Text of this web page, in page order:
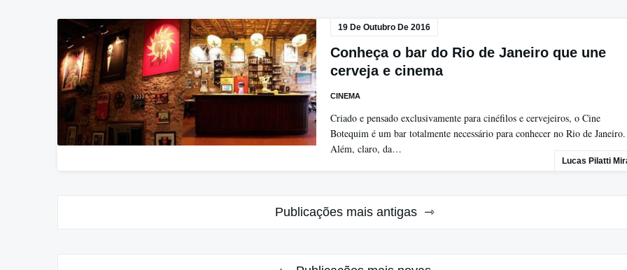
19 De Outubro De 2016
Conheça o bar do Rio de Janeiro que une
cerveja e cinema
CINEMA
Criado e pensado exclusivamente para cinéfilos e cervejeiros, o Cine
Botequim é um bar totalmente necessário para conhecer no Rio de Janeiro.
Além, claro, da…
Lucas Pilatti
Publicações mais antigas